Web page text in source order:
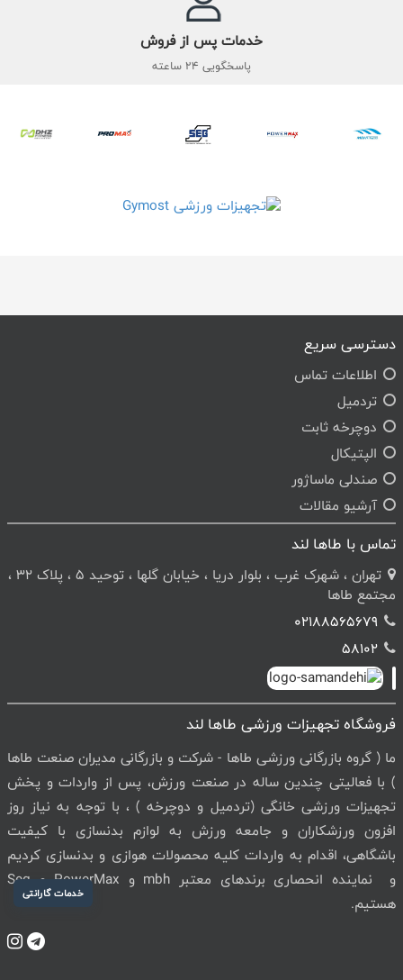
خدمات گارانتی
خدمات پس از فروش
پاسخگویی 24 ساعته
دسترسی سریع
اطلاعات تماس
تردمیل
دوچرخه ثابت
الپتیکال
صندلی ماساژور
آرشیو مقالات
تماس با طاها لند
تهران ، شهرک غرب ، بلوار دریا ، خیابان گلها ، توحید 5 ، پلاک 32 ،
مجتمع طاها
02188565679
58102
فروشگاه تجهیزات ورزشی طاها لند
ما ( گروه بازرگانی ورزشی طاها - شرکت و بازرگانی مدیران صنعت طاها
) با فعالیتی چندین ساله در صنعت ورزش، پس از واردات و پخش
تجهیزات ورزشی خانگی (تردمیل و دوچرخه ) ، با توجه به نیاز روز
افزون ورزشکاران و جامعه ورزش به لوازم بدنسازی با کیفیت
باشگاهی، اقدام به واردات کلیه محصولات هوازی و بدنسازی کردیم
و نماینده انحصاری برندهای معتبر mbh و PowerMax و Seg
هستیم.